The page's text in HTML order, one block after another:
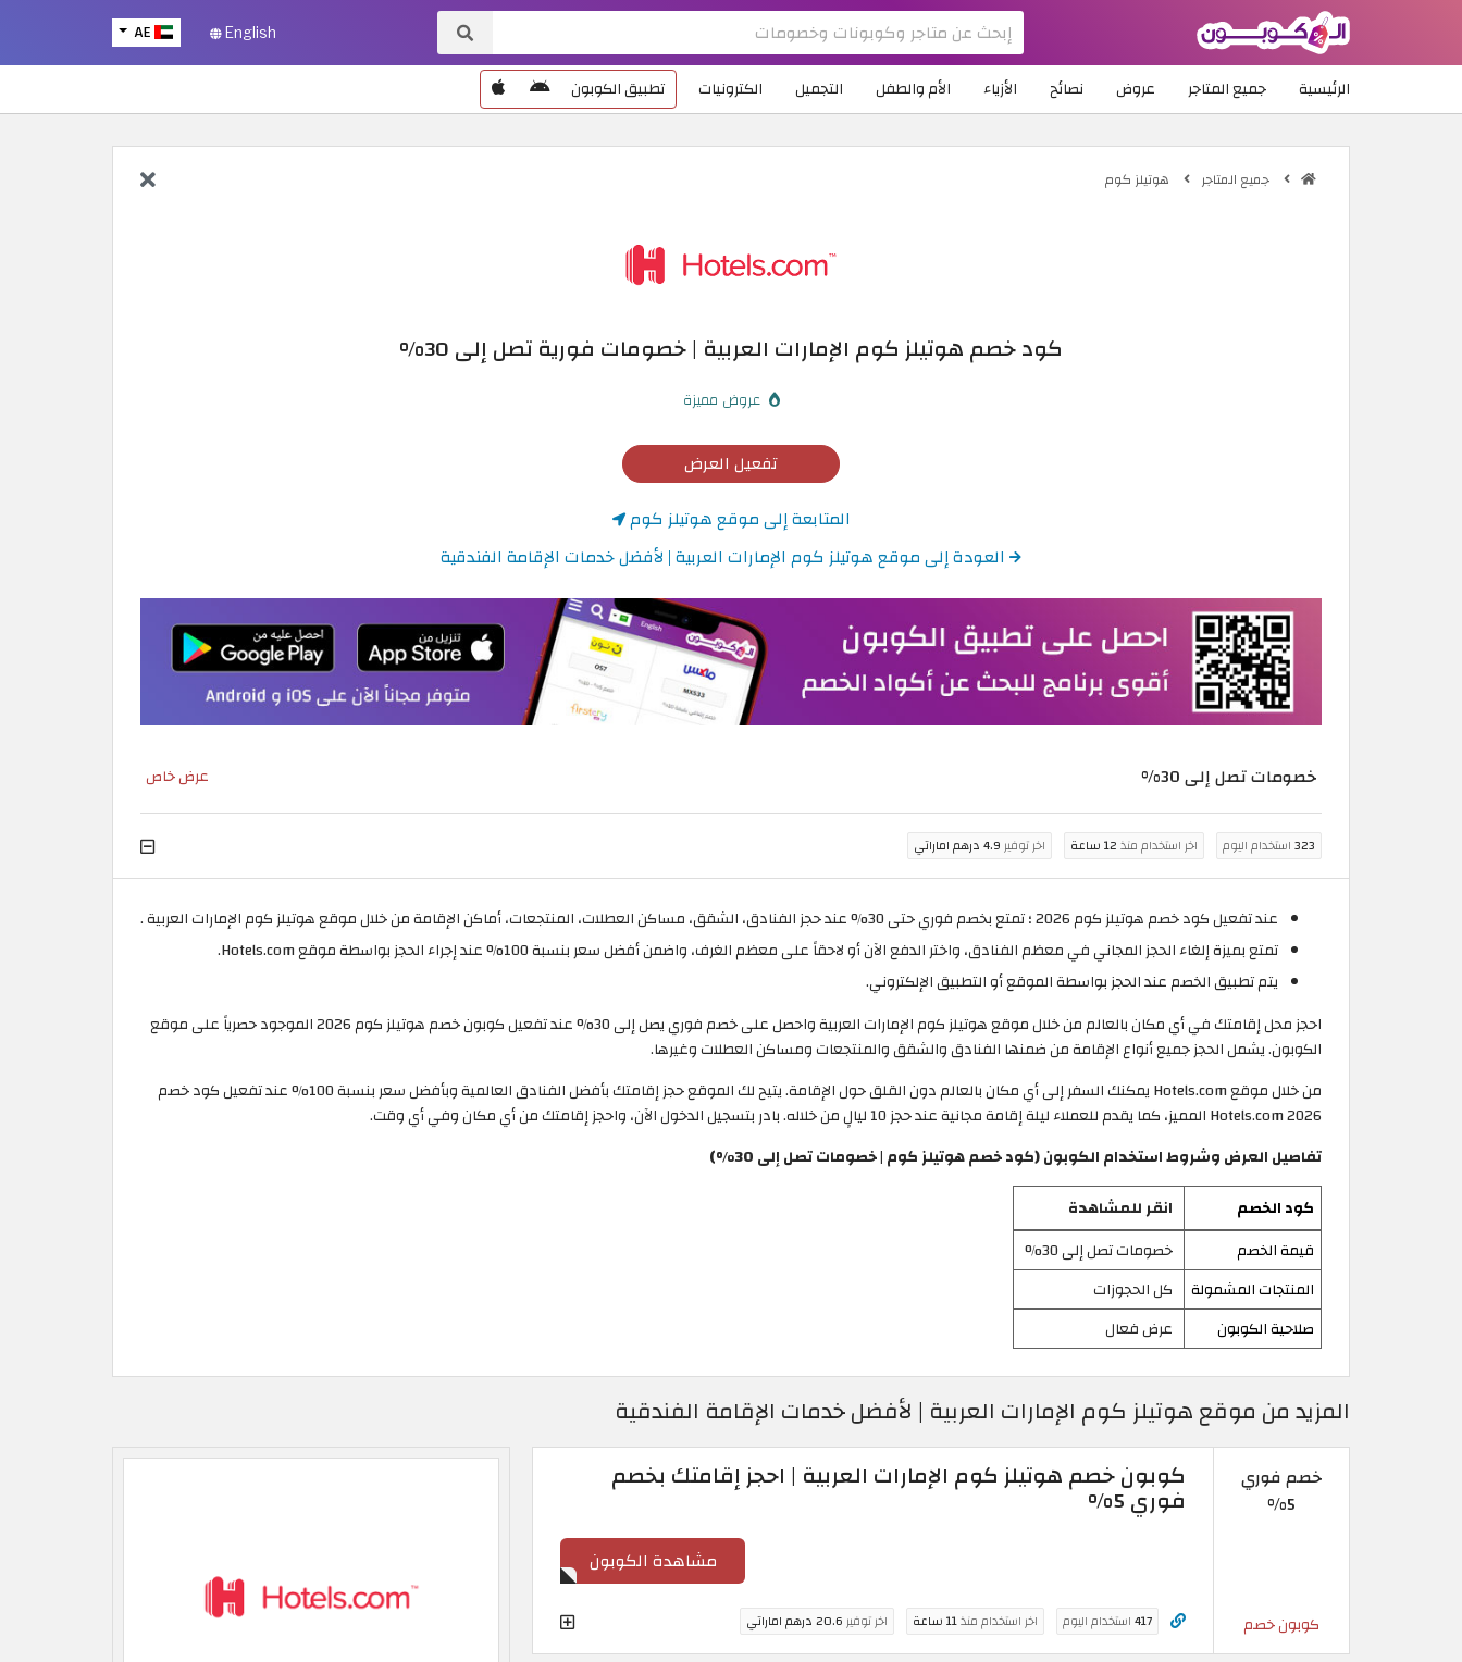
AE English
الرئيسية جميع المتاجر عروض نصائح الأزياء الأم والطفل التجميل الكترونيات تطبيق الكوبون
جميع المتاجر هوتيلز كوم
كود خصم هوتيلز كوم الإمارات العربية | خصومات فورية تصل إلى 30%
عروض مميزة
تفعيل العرض
المتابعة إلى موقع هوتيلز كوم
العودة إلى موقع هوتيلز كوم الإمارات العربية | لأفضل خدمات الإقامة الفندقية
خصومات تصل إلى 30% عرض خاص
323استخدام اليوم اخر استخدام منذ12 ساعة اخر توفير4.9 درهم اماراتي
عند تفعيل كود خصم هوتيلز كوم 2026 ؛ تمتع بخصم فوري حتى 30% عند حجز الفنادق، الشقق، مساكن العطلات، المنتجعات، أماكن الإقامة من خلال موقع هوتيلز كوم الإمارات العربية .
تمتع بميزة إلغاء الحجز المجاني في معظم الفنادق، واختر الدفع الآن أو لاحقاً على معظم الغرف، واضمن أفضل سعر بنسبة 100% عند إجراء الحجز بواسطة موقع Hotels.com.
يتم تطبيق الخصم عند الحجز بواسطة الموقع أو التطبيق الإلكتروني.
احجز محل إقامتك في أي مكان بالعالم من خلال موقع هوتيلز كوم الإمارات العربية واحصل على خصم فوري يصل إلى 30% عند تفعيل كوبون خصم هوتيلز كوم 2026 الموجود حصرياً على موقع
الكوبون. يشمل الحجز جميع أنواع الإقامة من ضمنها الفنادق والشقق والمنتجعات ومساكن العطلات وغيرها.
من خلال موقع Hotels.com يمكنك السفر إلى أي مكان بالعالم دون القلق حول الإقامة. يتيح لك الموقع حجز إقامتك بأفضل الفنادق العالمية وبأفضل سعر بنسبة 100% عند تفعيل كود خصم
Hotels.com 2026 المميز، كما يقدم للعملاء ليلة إقامة مجانية عند حجز 10 ليالٍ من خلاله. بادر بتسجيل الدخول الآن، واحجز إقامتك من أي مكان وفي أي وقت.
تفاصيل العرض وشروط استخدام الكوبون (كود خصم هوتيلز كوم | خصومات تصل إلى 30%)
كود الخصم
انقر للمشاهدة
قيمة الخصم
خصومات تصل إلى 30%
المنتجات المشمولة
كل الحجوزات
صلاحية الكوبون
عرض فعال
المزيد من موقع هوتيلز كوم الإمارات العربية | لأفضل خدمات الإقامة الفندقية
خصم فوري
5%
كوبون خصم
كوبون خصم هوتيلز كوم الإمارات العربية | احجز إقامتك بخصم
فوري 5%
مشاهدة الكوبون
417استخدام اليوم اخر استخدام منذ11 ساعة اخر توفير20.6 درهم اماراتي